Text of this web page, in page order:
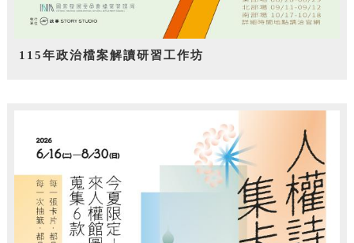
115年政治檔案解讀研習工作坊